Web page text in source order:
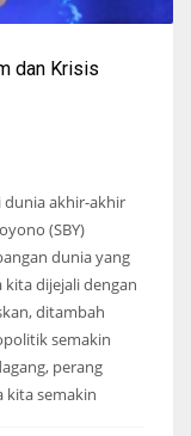
dan Krisis
dunia akhir-akhir
(SBY)
dunia yang
dijejali dengan
ditambah
semakin
perang
kita semakin